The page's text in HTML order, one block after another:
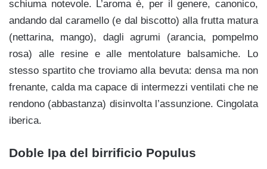
schiuma notevole. L’aroma è, per il genere, canonico,
andando dal caramello (e dal biscotto) alla frutta matura
(nettarina, mango), dagli agrumi (arancia, pompelmo
rosa) alle resine e alle mentolature balsamiche. Lo
stesso spartito che troviamo alla bevuta: densa ma non
frenante, calda ma capace di intermezzi ventilati che ne
rendono (abbastanza) disinvolta l’assunzione. Cingolata
iberica.
Doble Ipa del birrificio Populus